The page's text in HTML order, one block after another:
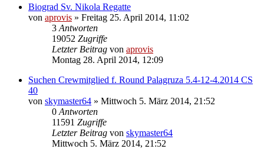
Biograd Sv. Nikola Regatte
von aprovis » Freitag 25. April 2014, 11:02
3 Antworten
19052 Zugriffe
Letzter Beitrag von aprovis
Montag 28. April 2014, 12:09
Suchen Crewmitglied f. Round Palagruza 5.4-12-4.2014 CS
40
von skymaster64 » Mittwoch 5. März 2014, 21:52
0 Antworten
11591 Zugriffe
Letzter Beitrag von skymaster64
Mittwoch 5. März 2014, 21:52